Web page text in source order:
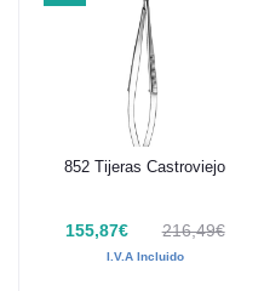
Añadir al carrito
852 Tijeras Castroviejo
155,87€ 216,49€
I.V.A Incluido